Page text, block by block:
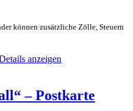
können zusätzliche Zölle, Steuern
anzeigen
– Postkarte